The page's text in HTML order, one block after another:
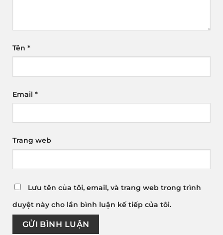
Tên *
Email *
Trang web
Lưu tên của tôi, email, và trang web trong trình
duyệt này cho lần bình luận kế tiếp của tôi.